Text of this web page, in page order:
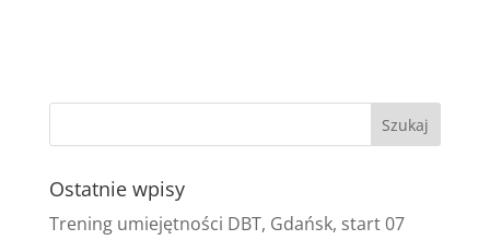
Ostatnie wpisy
Trening umiejętności DBT, Gdańsk, start 07